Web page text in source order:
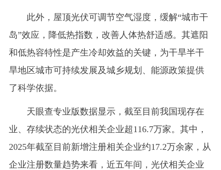
此外，屋顶光伏可调节空气湿度，缓解“城市干
岛”效应，降低热指数，改善人体热舒适感。其遮阳
和低热容特性是产生冷却效益的关键，为干旱半干
旱地区城市可持续发展及城乡规划、能源政策提供
了科学依据。
天眼查专业版数据显示，截至目前我国现存在
业、存续状态的光伏相关企业超116.7万家。其中，
2025年截至目前新增注册相关企业约17.2万余家，从
企业注册数量趋势来看，近五年间，光伏相关企业